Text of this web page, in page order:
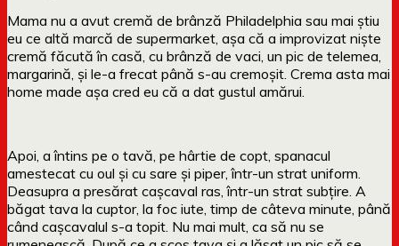
Mama nu a avut cremă de brânză Philadelphia sau mai știu
eu ce altă marcă de supermarket, așa că a improvizat niște
cremă făcută în casă, cu brânză de vaci, un pic de telemea,
margarină, și le-a frecat până s-au cremoșit. Crema asta mai
home made așa cred eu că a dat gustul amărui.
Apoi, a întins pe o tavă, pe hârtie de copt, spanacul
amestecat cu oul și cu sare și piper, într-un strat uniform.
Deasupra a presărat cașcaval ras, într-un strat subțire. A
băgat tava la cuptor, la foc iute, timp de câteva minute, până
când cașcavalul s-a topit. Nu mai mult, ca să nu se